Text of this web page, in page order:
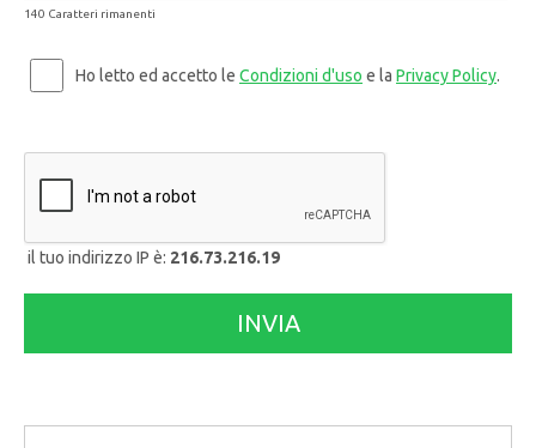
140 Caratteri rimanenti
Ho letto ed accetto le Condizioni d'uso e la Privacy Policy.
il tuo indirizzo IP è: 216.73.216.19